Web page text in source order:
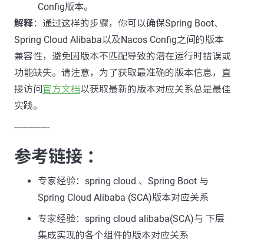
Config版本。
解释：通过这样的步骤，你可以确保Spring Boot、
Spring Cloud Alibaba以及Nacos Config之间的版本
兼容性，避免因版本不匹配导致的潜在运行时错误或
功能缺失。请注意，为了获取最准确的版本信息，直
接访问官方文档以获取最新的版本对应关系总是最佳
实践。
---------------
参考链接 ：
专家经验：spring cloud 、Spring Boot 与
Spring Cloud Alibaba (SCA)版本对应关系
专家经验：spring cloud alibaba(SCA)与 下层
集成实现的各个组件的版本对应关系